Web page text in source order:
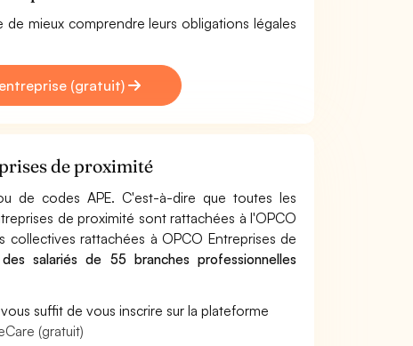
mieux comprendre leurs obligations légales
(gratuit)
de proximité
de codes APE. C'est-à-dire que toutes les
de proximité sont rattachées à l'OPCO
rattachées à OPCO Entreprises de
salariés de 55 branches professionnelles
suffit de vous inscrire sur la plateforme
(gratuit)